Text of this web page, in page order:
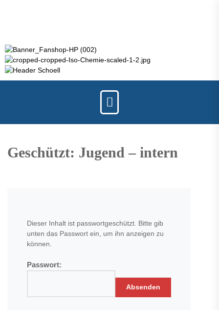
Geschützt: Jugend – intern
Dieser Inhalt ist passwortgeschützt. Bitte gib
unten das Passwort ein, um ihn anzeigen zu
können.
Passwort: